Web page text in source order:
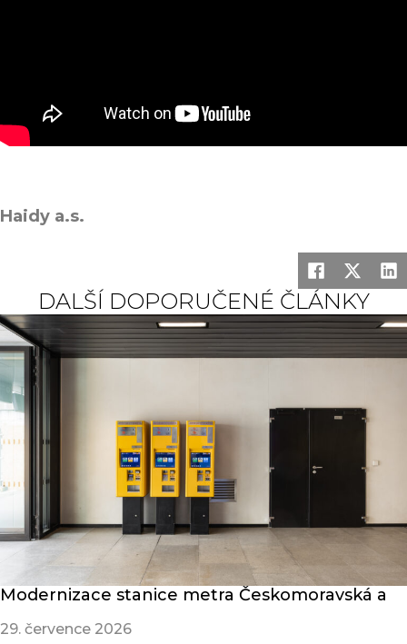
Haidy a.s.
DALŠÍ DOPORUČENÉ ČLÁNKY
Modernizace stanice metra Českomoravská a
29. července 2026